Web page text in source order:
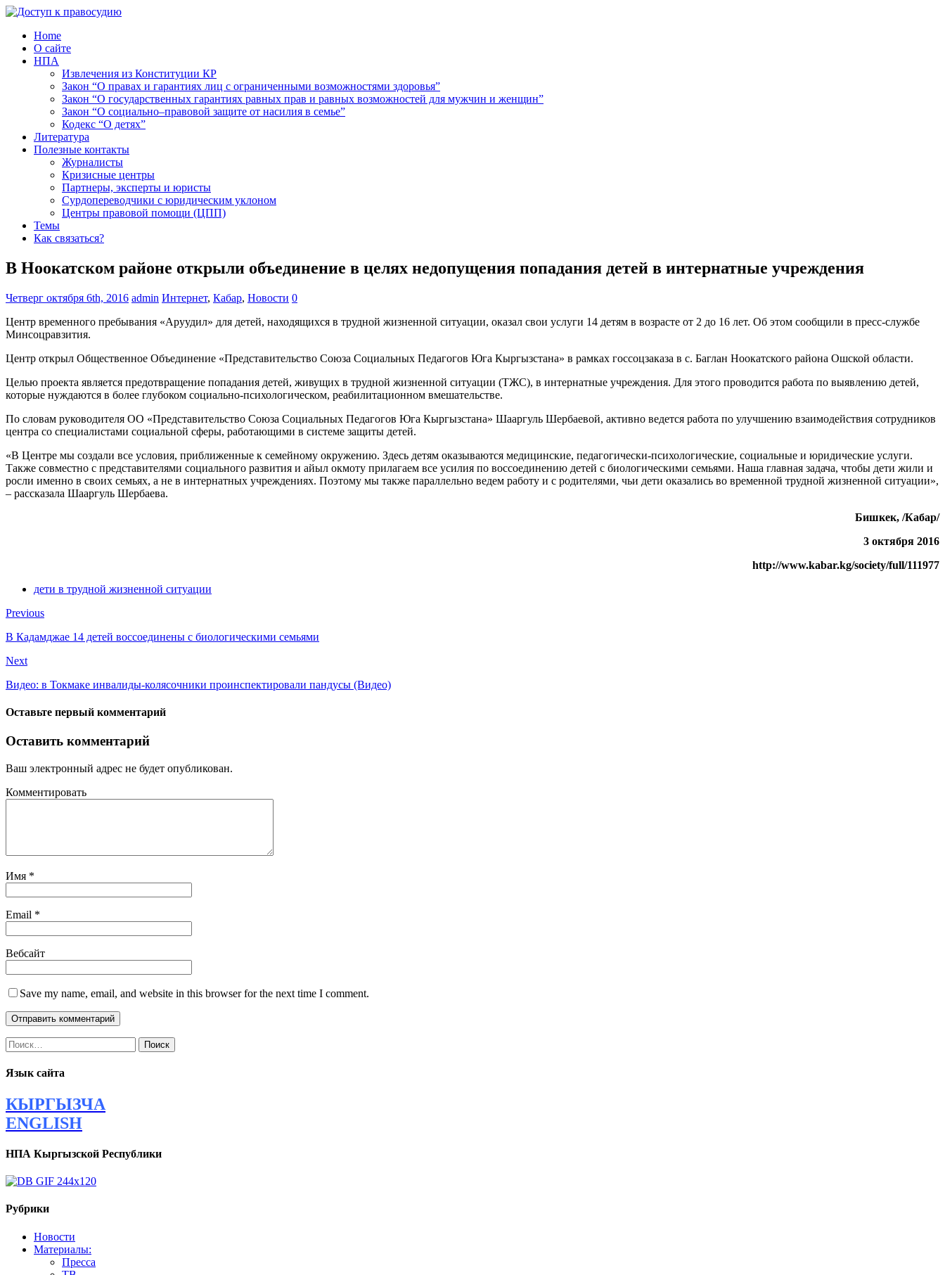
Home
О сайте
НПА
Извлечения из Конституции КР
Закон “О правах и гарантиях лиц с ограниченными возможностями здоровья”
Закон “О государственных гарантиях равных прав и равных возможностей для мужчин и женщин”
Закон “О социально–правовой защите от насилия в семье”
Кодекс “О детях”
Литература
Полезные контакты
Журналисты
Кризисные центры
Партнеры, эксперты и юристы
Сурдопереводчики с юридическим уклоном
Центры правовой помощи (ЦПП)
Темы
Как связаться?
В Ноокатском районе открыли объединение в целях недопущения попадания детей в интернатные учреждения
Четверг октября 6th, 2016 admin Интернет, Кабар, Новости 0
Центр временного пребывания «Аруудил» для детей, находящихся в трудной жизненной ситуации, оказал свои услуги 14 детям в возрасте от 2 до 16 лет. Об этом сообщили в пресс-службе
Минсоцравзития.
Центр открыл Общественное Объединение «Представительство Союза Социальных Педагогов Юга Кыргызстана» в рамках госсоцзаказа в с. Баглан Ноокатского района Ошской области.
Целью проекта является предотвращение попадания детей, живущих в трудной жизненной ситуации (ТЖС), в интернатные учреждения. Для этого проводится работа по выявлению детей,
которые нуждаются в более глубоком социально-психологическом, реабилитационном вмешательстве.
По словам руководителя ОО «Представительство Союза Социальных Педагогов Юга Кыргызстана» Шааргуль Шербаевой, активно ведется работа по улучшению взаимодействия сотрудников
центра со специалистами социальной сферы, работающими в системе защиты детей.
«В Центре мы создали все условия, приближенные к семейному окружению. Здесь детям оказываются медицинские, педагогически-психологические, социальные и юридические услуги.
Также совместно с представителями социального развития и айыл окмоту прилагаем все усилия по воссоединению детей с биологическими семьями. Наша главная задача, чтобы дети жили и
росли именно в своих семьях, а не в интернатных учреждениях. Поэтому мы также параллельно ведем работу и с родителями, чьи дети оказались во временной трудной жизненной ситуации»,
– рассказала Шааргуль Шербаева.
Бишкек, /Кабар/
3 октября 2016
http://www.kabar.kg/society/full/111977
дети в трудной жизненной ситуации
Previous
В Кадамджае 14 детей воссоединены с биологическими семьями
Next
Видео: в Токмаке инвалиды-колясочники проинспектировали пандусы (Видео)
Оставьте первый комментарий
Оставить комментарий
Ваш электронный адрес не будет опубликован.
Комментировать
Имя *
Email *
Вебсайт
Save my name, email, and website in this browser for the next time I comment.
Найти:
Язык сайта
КЫРГЫЗЧА
ENGLISH
НПА Кыргызской Республики
Рубрики
Новости
Материалы:
Пресса